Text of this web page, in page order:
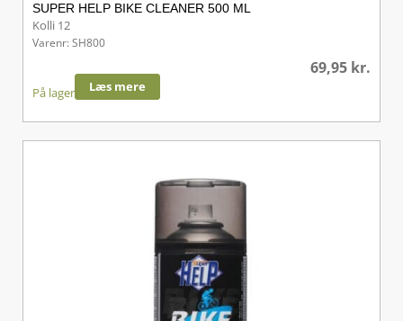
SUPER HELP BIKE CLEANER 500 ML
Kolli 12
Varenr: SH800
69,95 kr.
På lager Læs mere